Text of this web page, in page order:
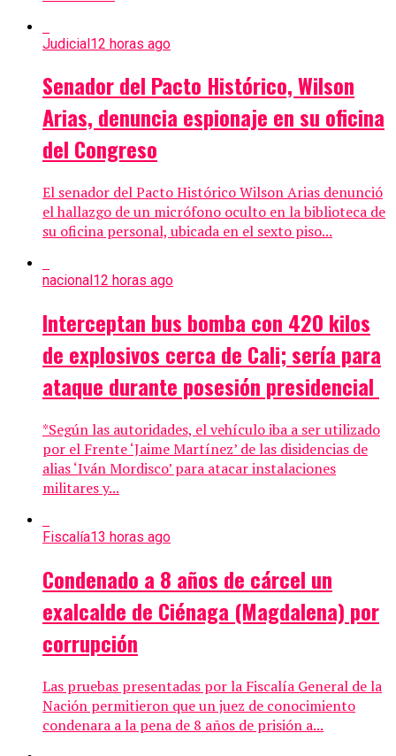
Judicial12 horas ago
Senador del Pacto Histórico, Wilson
Arias, denuncia espionaje en su oficina
del Congreso
El senador del Pacto Histórico Wilson Arias denunció
el hallazgo de un micrófono oculto en la biblioteca de
su oficina personal, ubicada en el sexto piso...
nacional 12 horas ago
Interceptan bus bomba con 420 kilos
de explosivos cerca de Cali; sería para
ataque durante posesión presidencial
*Según las autoridades, el vehículo iba a ser utilizado
por el Frente ‘Jaime Martínez’ de las disidencias de
alias ‘Iván Mordisco’ para atacar instalaciones
militares y...
Fiscalía13 horas ago
Condenado a 8 años de cárcel un
exalcalde de Ciénaga (Magdalena) por
corrupción
Las pruebas presentadas por la Fiscalía General de la
Nación permitieron que un juez de conocimiento
condenara a la pena de 8 años de prisión a...